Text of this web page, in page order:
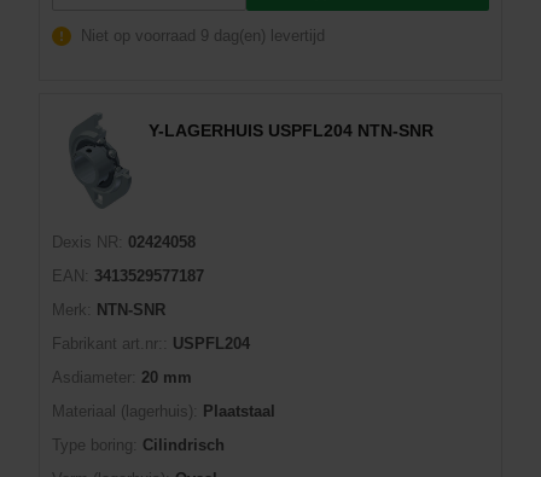
Niet op voorraad 9 dag(en) levertijd
Y-LAGERHUIS USPFL204 NTN-SNR
Dexis NR:
02424058
EAN:
3413529577187
Merk:
NTN-SNR
Fabrikant art.nr::
USPFL204
Asdiameter: 20 mm
Materiaal (lagerhuis):
Plaatstaal
Type boring:
Cilindrisch